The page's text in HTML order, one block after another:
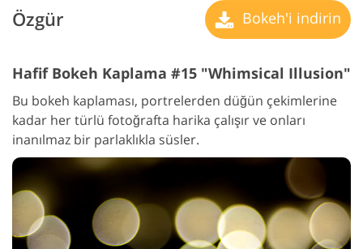
Özgür Bokeh'i indirin
Hafif Bokeh Kaplama #15 "Whimsical Illusion"
Bu bokeh kaplaması, portrelerden düğün çekimlerine
kadar her türlü fotoğrafta harika çalışır ve onları
inanılmaz bir parlaklıkla süsler.